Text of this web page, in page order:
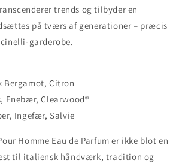
trends og tilbyder en
på tværs af generationer – præcis
garderobe.
Bergamot, Citron
Enebær, Clearwood®
Ingefær, Salvie
Homme Eau de Parfum er ikke blot en
til italiensk håndværk, tradition og